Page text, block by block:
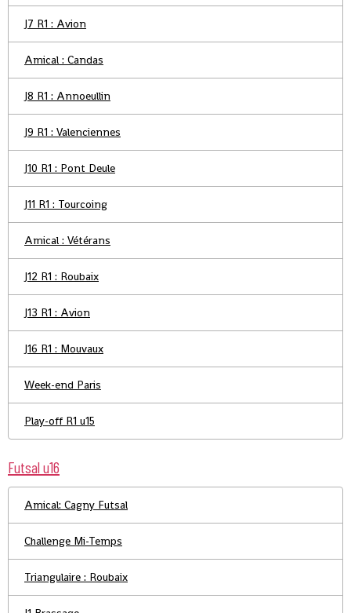
J7 R1 : Avion
Amical : Candas
J8 R1 : Annoeullin
J9 R1 : Valenciennes
J10 R1 : Pont Deule
J11 R1 : Tourcoing
Amical : Vétérans
J12 R1 : Roubaix
J13 R1 : Avion
J16 R1 : Mouvaux
Week-end Paris
Play-off R1 u15
Futsal u16
Amical: Cagny Futsal
Challenge Mi-Temps
Triangulaire : Roubaix